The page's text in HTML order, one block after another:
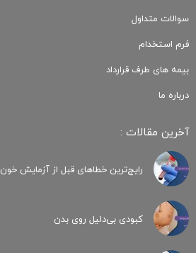
سوالات متداول
فرم استخدام
بیمه های طرف قرارداد
درباره ما
آخرین مقالات :
رایج‌ترین خطاهای قبل از آزمایش خون
کبودی‌ بی‌دلیل روی بدن